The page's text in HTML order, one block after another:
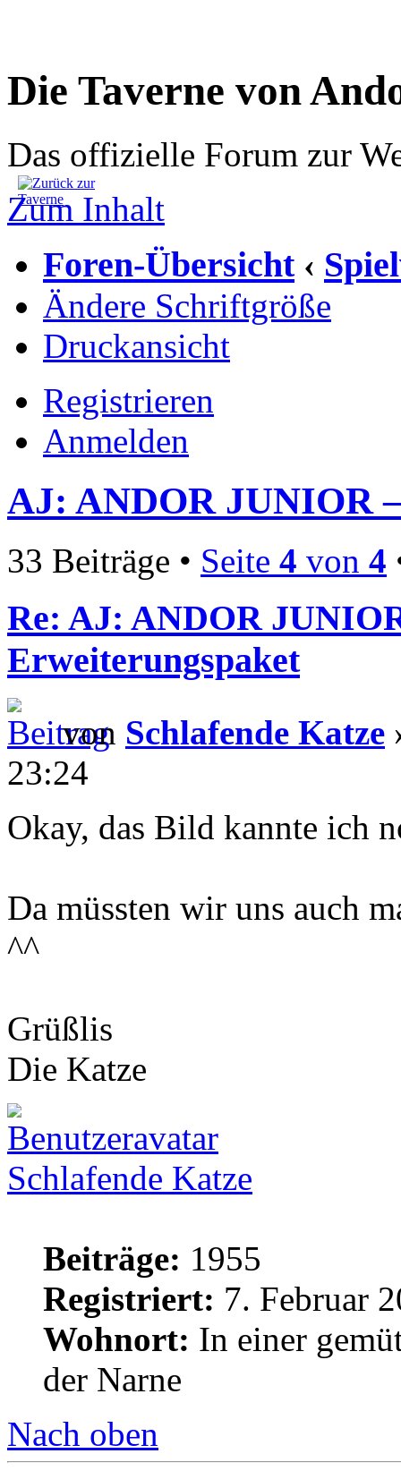
Die Taverne von
Das offizielle Forum zur
Zum Inhalt
Foren-Übersicht ‹
Ändere Schriftgröße
Druckansicht
Registrieren
Anmelden
AJ: ANDOR JUNIOR
33 Beiträge • Seite 4 von 4
Re: AJ: ANDOR
Erweiterungspaket
von Schlafende Katze
23:24
Okay, das Bild kannte ich
Da müssten wir uns auch
^^
Grüßlis
Die Katze
Schlafende Katze
Beiträge: 1955
Registriert: 7. Februar
Wohnort: In einer
der Narne
Nach oben